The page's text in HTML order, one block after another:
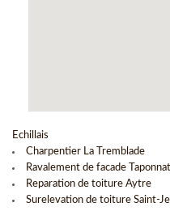
Echillais
Charpentier La Tremblade
Ravalement de facade
Reparation de toiture Aytre
Surelevation de toiture Saint-